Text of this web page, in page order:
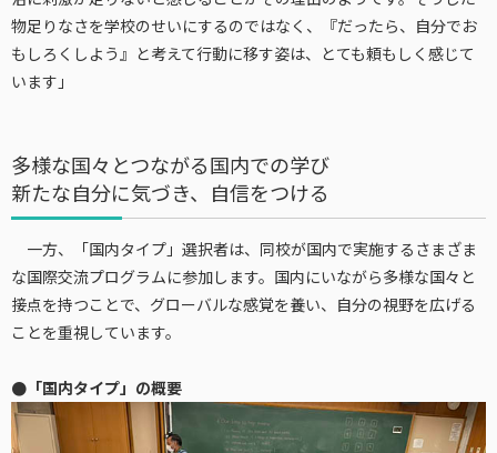
物足りなさを学校のせいにするのではなく、『だったら、自分でお
もしろくしよう』と考えて行動に移す姿は、とても頼もしく感じて
います」
多様な国々とつながる国内での学び
新たな自分に気づき、自信をつける
一方、「国内タイプ」選択者は、同校が国内で実施するさまざま
な国際交流プログラムに参加します。国内にいながら多様な国々と
接点を持つことで、グローバルな感覚を養い、自分の視野を広げる
ことを重視しています。
●「国内タイプ」の概要